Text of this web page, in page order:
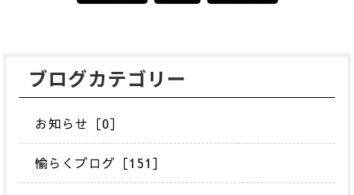
ブログカテゴリー
お知らせ［0］
愉らくブログ［151］